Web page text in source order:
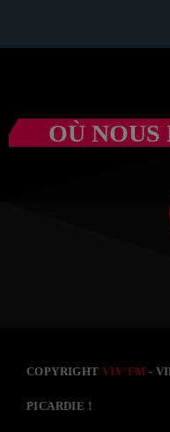
OÙ NOUS
COPYRIGHTVIV'FM -
PICARDIE !